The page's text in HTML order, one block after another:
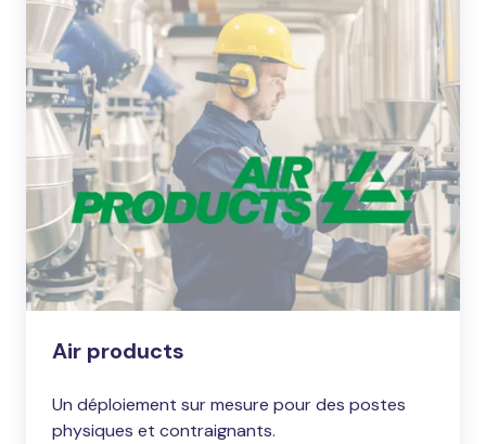
Air products
Un déploiement sur mesure pour des postes
physiques et contraignants.